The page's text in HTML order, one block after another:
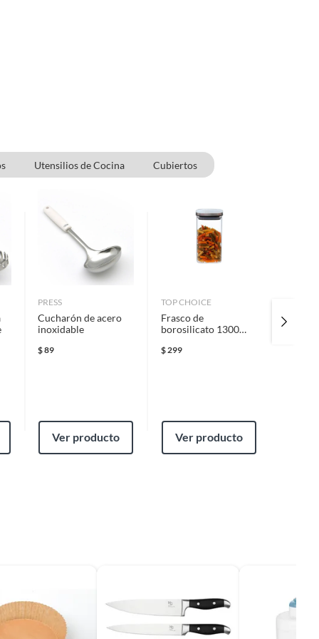
Utensilios de Cocina Cubiertos
PRESS
Cucharón de acero
inoxidable
$89
Ver producto
TOP CHOICE
Frasco de
borosilicato 1300
$ 299
Ver producto
Frasco